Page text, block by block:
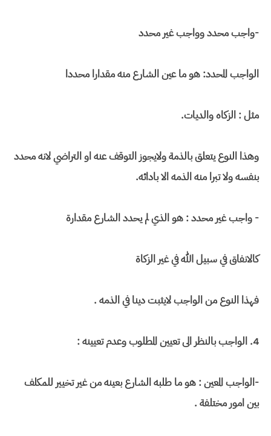
-واجب محدد وواجب غير محدد
الواجب المحدد: هو ما عين الشارع منه مقدارا محددا
مثل : الزكاه والديات.
وهذا النوع يتعلق بالذمة ولايجوز التوقف عنه او التراضي لانه محدد
بنفسه ولا تبرا منه الذمه الا بادائه.
- واجب غير محدد : هو الذي لم يحدد الشارع مقدارة
كالانفاق في سبيل الله في غير الزكاة
فهذا النوع من الواجب لايثبت دينا في الذمه .
4. الواجب بالنظر الى تعيين المطلوب وعدم تعيينه :
-الواجب المعين : هو ما طلبه الشارع بعينه من غير تخيير للمكلف
بين امور مختلفة .